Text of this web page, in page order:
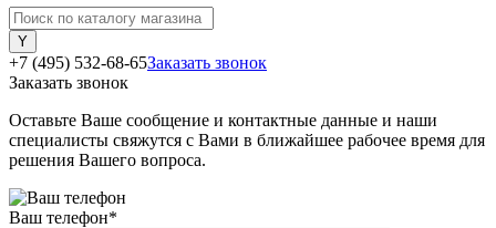
+7 (495) 532-68-65Заказать звонок
Заказать звонок
Оставьте Ваше сообщение и контактные данные и наши
специалисты свяжутся с Вами в ближайшее рабочее время для
решения Вашего вопроса.
Ваш телефон*